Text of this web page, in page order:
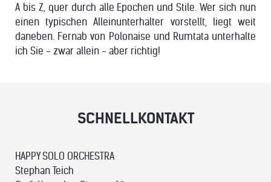
A bis Z, quer durch alle Epochen und Stile. Wer sich nun
einen typischen Alleinunterhalter vorstellt, liegt weit
daneben. Fernab von Polonaise und Rumtata unterhalte
ich Sie - zwar allein - aber richtig!
SCHNELLKONTAKT
HAPPY SOLO ORCHESTRA
Stephan Teich